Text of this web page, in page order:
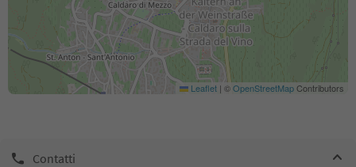
Leaflet | ©OpenStreetMapContributors
Contatti